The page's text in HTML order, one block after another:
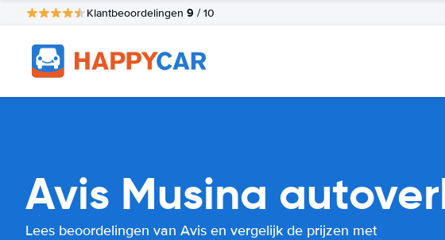
Klantbeoordelingen 9 / 10
Avis Musina
Lees beoordelingen van Avis en vergelijk de prijzen met